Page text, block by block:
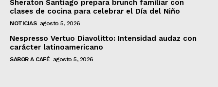
Sheraton Santiago prepara brunch familiar con
clases de cocina para celebrar el Día del Niño
NOTICIAS agosto 5, 2026
Nespresso Vertuo Diavolitto: Intensidad audaz con
carácter latinoamericano
SABOR A CAFÉ agosto 5, 2026